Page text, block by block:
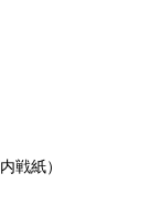
戦紙）